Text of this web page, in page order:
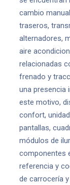
cambio
traseros,
alternadores,
aire
relacionadas
frenado y
una presencia
este motivo,
confort,
pantallas,
módulos de
componentes
referencia y
de carrocería